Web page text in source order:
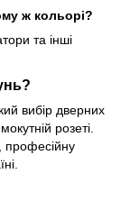
ж кольорі?
та інші
вибір дверних
розеті.
професійну